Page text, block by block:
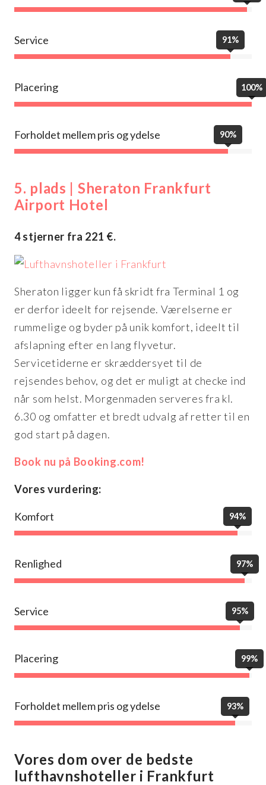
Service 91%
Placering 100%
Forholdet mellem pris og ydelse 90%
5. plads | Sheraton Frankfurt
Airport Hotel
4 stjerner fra 221 €.
Sheraton ligger kun få skridt fra Terminal 1 og
er derfor ideelt for rejsende. Værelserne er
rummelige og byder på unik komfort, ideelt til
afslapning efter en lang flyvetur.
Servicetiderne er skræddersyet til de
rejsendes behov, og det er muligt at checke ind
når som helst. Morgenmaden serveres fra kl.
6.30 og omfatter et bredt udvalg af retter til en
god start på dagen.
Book nu på Booking.com!
Vores vurdering:
Komfort 94%
Renlighed 97%
Service 95%
Placering 99%
Forholdet mellem pris og ydelse 93%
Vores dom over de bedste
lufthavnshoteller i Frankfurt